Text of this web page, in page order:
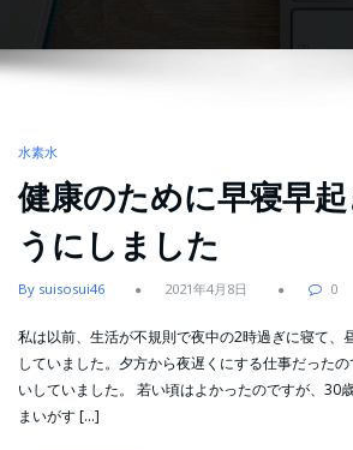
水素水
健康のために早寝早
うにしました
By suisosui46 2021年4月8日 0
私は以前、生活が不規則で夜中の2時過ぎに寝て、
していました。夕方から夜遅くにする仕事だった
いしていました。 若い頃はよかったのですが、30
まいがす […]